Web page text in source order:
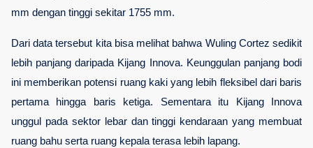
mm dengan tinggi sekitar 1755 mm.
Dari data tersebut kita bisa melihat bahwa Wuling Cortez sedikit
lebih panjang daripada Kijang Innova. Keunggulan panjang bodi
ini memberikan potensi ruang kaki yang lebih fleksibel dari baris
pertama hingga baris ketiga. Sementara itu Kijang Innova
unggul pada sektor lebar dan tinggi kendaraan yang membuat
ruang bahu serta ruang kepala terasa lebih lapang.